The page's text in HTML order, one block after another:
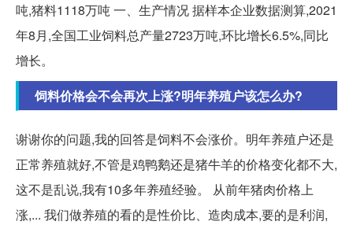
吨,猪料1118万吨 一、生产情况 据样本企业数据测算,2021
年8月,全国工业饲料总产量2723万吨,环比增长6.5%,同比
增长。
饲料价格会不会再次上涨?明年养殖户该怎么办?
谢谢你的问题,我的回答是饲料不会涨价。明年养殖户还是
正常养殖就好,不管是鸡鸭鹅还是猪牛羊的价格变化都不大,
这不是乱说,我有10多年养殖经验。 从前年猪肉价格上
涨,... 我们做养殖的看的是性价比、造肉成本,要的是利润,